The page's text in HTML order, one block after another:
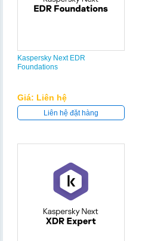
Kaspersky Next EDR
Foundations
Giá: Liên hệ
Liên hệ đặt hàng